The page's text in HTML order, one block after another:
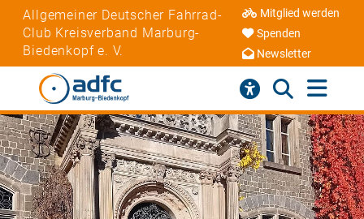
Allgemeiner Deutscher Fahrrad-
Club Kreisverband Marburg-
Biedenkopf e. V.
Mitglied werden
Spenden
Newsletter